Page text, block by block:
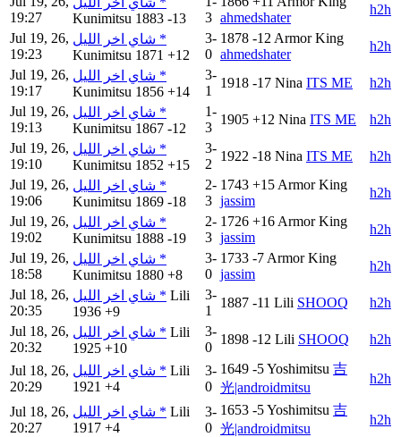
19:27
Kunimitsu 1883 -13
3 ahmedshater
h2h
Jul 19, 26,
19:23
شاي اخر الليل *
Kunimitsu 1871 +12
3-
0
1878 -12 Armor King
ahmedshater
h2h
Jul 19, 26,
19:17
شاي اخر الليل *
Kunimitsu 1856 +14
3-
1
1918 -17 Nina ITS ME
h2h
Jul 19, 26,
19:13
شاي اخر الليل *
Kunimitsu 1867 -12
1-
3
1905 +12 Nina ITS ME
h2h
Jul 19, 26,
19:10
شاي اخر الليل *
Kunimitsu 1852 +15
3-
2
1922 -18 Nina ITS ME
h2h
Jul 19, 26,
19:06
شاي اخر الليل *
Kunimitsu 1869 -18
2-
3
1743 +15 Armor King
jassim
h2h
Jul 19, 26,
19:02
شاي اخر الليل *
Kunimitsu 1888 -19
2-
3
1726 +16 Armor King
jassim
h2h
Jul 19, 26,
18:58
شاي اخر الليل *
Kunimitsu 1880 +8
3-
0
1733 -7 Armor King
jassim
h2h
Jul 18, 26,
20:35
شاي اخر الليل * Lili
1936 +9
3-
1
1887 -11 Lili SHOOQ
h2h
Jul 18, 26,
20:32
شاي اخر الليل * Lili
1925 +10
3-
0
1898 -12 Lili SHOOQ h2h
Jul 18, 26,
20:29
شاي اخر الليل * Lili
1921 +4
3-
0
1649 -5Yoshimitsu 吉
光|androidmitsu
h2h
Jul 18, 26,
20:27
شاي اخر الليل * Lili
1917 +4
3-
0
1653 -5Yoshimitsu 吉
光|androidmitsu
h2h